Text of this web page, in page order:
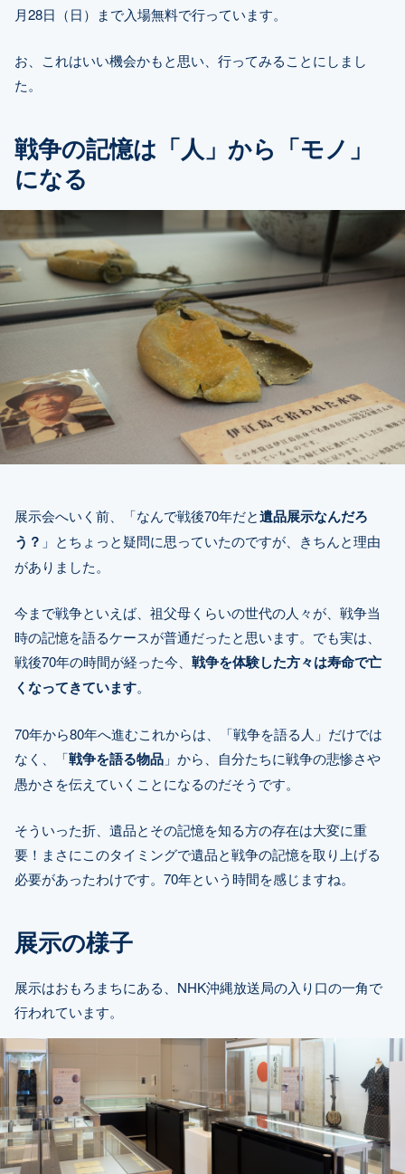
月28日（日）まで入場無料で行っています。
お、これはいい機会かもと思い、行ってみることにしまし
た。
戦争の記憶は「人」から「モノ」
になる
展示会へいく前、「なんで戦後70年だと遺品展示なんだろ
う？ 」とちょっと疑問に思っていたのですが、きちんと理由
がありました。
今まで戦争といえば、祖父母くらいの世代の人々が、戦争当
時の記憶を語るケースが普通だったと思います。でも実は、
戦後70年の時間が経った今、 戦争を体験した方々は寿命で亡
くなってきています。
70年から80年へ進むこれからは、「戦争を語る人」だけでは
なく、「戦争を語る物品 」から、自分たちに戦争の悲惨さや
愚かさを伝えていくことになるのだそうです。
そういった折、遺品とその記憶を知る方の存在は大変に重
要！まさにこのタイミングで遺品と戦争の記憶を取り上げる
必要があったわけです。70年という時間を感じますね。
展示の様子
展示はおもろまちにある、NHK沖縄放送局の入り口の一角で
行われています。